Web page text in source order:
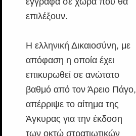
επιλέξουν.
Η ελληνική Δικαιοσύνη, με
απόφαση η οποία έχει
επικυρωθεί σε ανώτατο
βαθμό από τον Άρειο Πάγο,
απέρριψε το αίτημα της
Άγκυρας για την έκδοση
των οκτώ στρατιωτικών